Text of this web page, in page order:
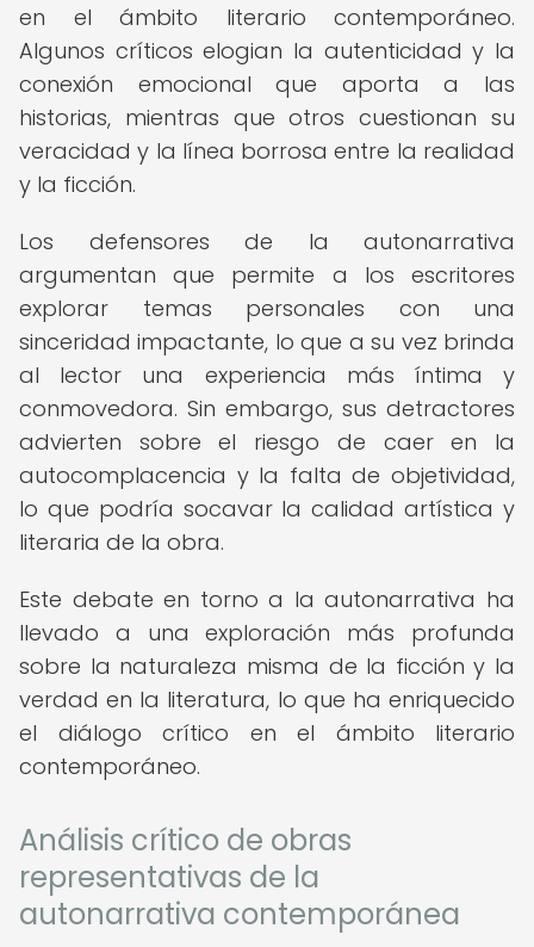
en el ámbito literario contemporáneo.
Algunos críticos elogian la autenticidad y la
conexión emocional que aporta a las
historias, mientras que otros cuestionan su
veracidad y la línea borrosa entre la realidad
y la ficción.
Los defensores de la autonarrativa
argumentan que permite a los escritores
explorar temas personales con una
sinceridad impactante, lo que a su vez brinda
al lector una experiencia más íntima y
conmovedora. Sin embargo, sus detractores
advierten sobre el riesgo de caer en la
autocomplacencia y la falta de objetividad,
lo que podría socavar la calidad artística y
literaria de la obra.
Este debate en torno a la autonarrativa ha
llevado a una exploración más profunda
sobre la naturaleza misma de la ficción y la
verdad en la literatura, lo que ha enriquecido
el diálogo crítico en el ámbito literario
contemporáneo.
Análisis crítico de obras
representativas de la
autonarrativa contemporánea